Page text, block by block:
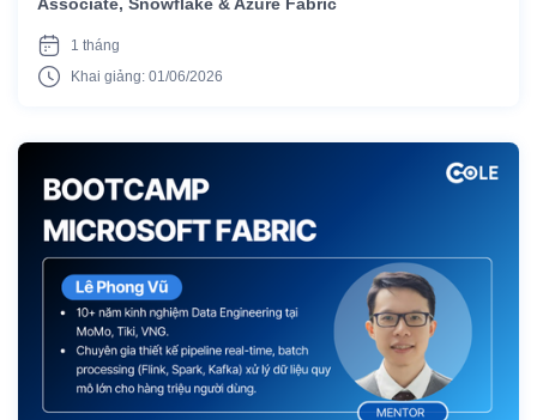
Associate, Snowflake & Azure Fabric
1 tháng
Khai giảng: 01/06/2026